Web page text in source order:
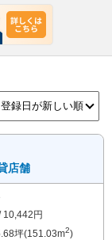
店舗
10,442円
坪(151.03m2)